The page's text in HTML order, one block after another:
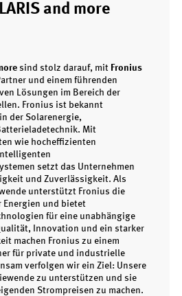
and more
sind stolz darauf, mit Fronius
und einem führenden
Lösungen im Bereich der
Fronius ist bekannt
der Solarenergie,
Mit
wie hocheffizienten
setzt das Unternehmen
und Zuverlässigkeit. Als
unterstützt Fronius die
Energien und bietet
für eine unabhängige
Innovation und ein starker
machen Fronius zu einem
für private und industrielle
verfolgen wir ein Ziel: Unsere
zu unterstützen und sie
Strompreisen zu machen.